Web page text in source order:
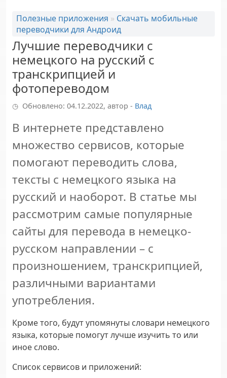
Полезные приложения » Скачать мобильные
переводчики для Андроид
Лучшие переводчики с
немецкого на русский с
транскрипцией и
фотопереводом
Обновлено: 04.12.2022, автор - Влад
В интернете представлено
множество сервисов, которые
помогают переводить слова,
тексты с немецкого языка на
русский и наоборот. В статье мы
рассмотрим самые популярные
сайты для перевода в немецко-
русском направлении – с
произношением, транскрипцией,
различными вариантами
употребления.
Кроме того, будут упомянуты словари немецкого
языка, которые помогут лучше изучить то или
иное слово.
Список сервисов и приложений: